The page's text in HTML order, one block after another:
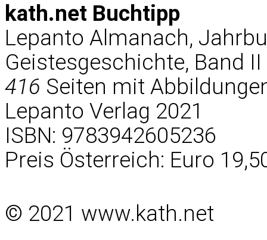
kath.net Buchtipp
Lepanto Almanach,
Geistesgeschichte, Band
416 Seiten mit
Lepanto Verlag 2021
ISBN: 9783942605236
Preis Österreich: Euro
© 2021 www.kath.net